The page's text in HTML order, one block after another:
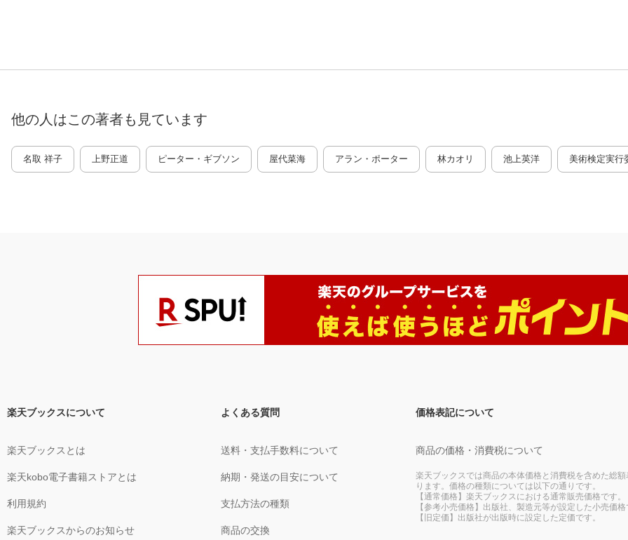
他の人はこの著者も見ています
名取 祥子 上野正道 ピーター・ギブソン 屋代菜海 アラン・ポーター 林カオリ 池上英洋 美術検定実行
楽天ブックスについて
楽天ブックスとは
楽天kobo電子書籍ストアとは
利用規約
楽天ブックスからのお知らせ
よくある質問
送料・支払手数料について
納期・発送の目安について
支払方法の種類
商品の交換
価格表記について
商品の価格・消費税について
楽天ブックスでは商品の本体価格と消費税を含めた総額
ります。価格の種類については以下の通りです。
【通常価格】楽天ブックスにおける通常販売価格です。
【参考小売価格】出版社、製造元等が設定した小売価格
【旧定価】出版社が出版時に設定した定価です。